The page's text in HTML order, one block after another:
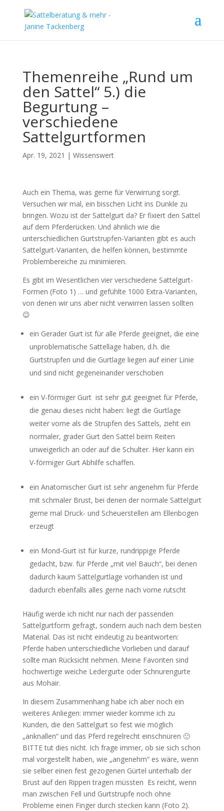
Themenreihe „Rund um
den Sattel“ 5.) die
Begurtung –
verschiedene
Sattelgurtformen
Apr. 19, 2021 | Wissenswert
Auch ein Thema, was gerne für Verwirrung sorgt.
Versuchen wir mal, ein bisschen Licht ins Dunkle zu
bringen. Wozu ist der Sattelgurt da? Er fixiert den Sattel
auf dem Pferderücken. Und ähnlich wie die
unterschiedlichen Gurtstrupfen-Varianten gibt es auch
Sattelgurt-Varianten, die helfen können, bestimmte
Problembereiche zu minimieren.
Es gibt im Wesentlichen vier verschiedene Sattelgurt-
Formen (Foto 1) … und gefühlte 1000 Extra-Varianten,
von denen wir uns aber nicht verwirren lassen sollten
😉
ein Gerader Gurt ist für alle Pferde geeignet, die eine
unproblematische Sattellage haben, d.h. die
Gurtstrupfen und die Gurtlage liegen auf einer Linie
und sind nicht gegeneinander verschoben
ein V-förmiger Gurt ist sehr gut geeignet für Pferde,
die genau dieses nicht haben: liegt die Gurtlage
weiter vorne als die Strupfen des Sattels, zieht ein
normaler, grader Gurt den Sattel beim Reiten
unweigerlich an oder auf die Schulter. Hier kann ein
V-förmiger Gurt Abhilfe schaffen.
ein Anatomischer Gurt ist sehr angenehm für Pferde
mit schmaler Brust, bei denen der normale Sattelgurt
gerne mal Druck- und Scheuerstellen am Ellenbogen
erzeugt
ein Mond-Gurt ist für kurze, rundrippige Pferde
gedacht, bzw. für Pferde „mit viel Bauch“, bei denen
dadurch kaum Sattelgurtlage vorhanden ist und
dadurch ebenfalls alles gerne nach vorne rutscht
Häufig werde ich nicht nur nach der passenden
Sattelgurtform gefragt, sondern auch nach dem besten
Material. Das ist nicht eindeutig zu beantworten:
Pferde haben unterschiedliche Vorlieben und darauf
sollte man Rücksicht nehmen. Meine Favoriten sind
hochwertige weiche Ledergurte oder Schnurengurte
aus Mohair.
In diesem Zusammenhang habe ich aber noch ein
weiteres Anliegen: immer wieder komme ich zu
Kunden, die den Sattelgurt so fest wie möglich
„anknallen“ und das Pferd regelrecht einschnüren 🙁
BITTE tut dies nicht. Ich frage immer, ob sie sich schon
mal vorgestellt haben, wie „angenehm“ es wäre, wenn
sie selber einen fest gezogenen Gürtel unterhalb der
Brust auf den Rippen tragen müssten Es reicht, wenn
man zwischen Fell und Gurtstrupfe noch ohne
Probleme einen Finger durch stecken kann (Foto 2).